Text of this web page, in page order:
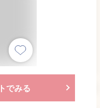
でみる